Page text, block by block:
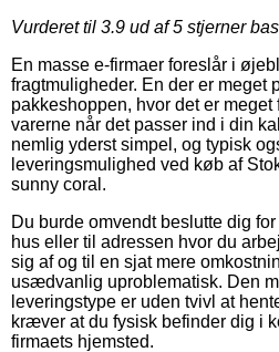
Vurderet til 3.9 ud af 5 stjerner
En masse e-firmaer foreslår i
fragtmuligheder. En der er meget
pakkeshoppen, hvor det er
varerne når det passer ind i din
nemlig yderst simpel, og typisk
leveringsmulighed ved køb af
sunny coral.
Du burde omvendt beslutte dig
hus eller til adressen hvor du
sig af og til en sjat mere
usædvanlig uproblematisk. Den
leveringstype er uden tvivl at
kræver at du fysisk befinder dig i
firmaets hjemsted.